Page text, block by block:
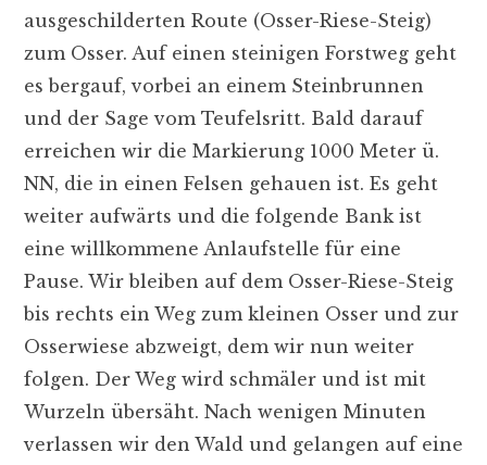
ausgeschilderten Route (Osser-Riese-Steig)
zum Osser. Auf einen steinigen Forstweg geht
es bergauf, vorbei an einem Steinbrunnen
und der Sage vom Teufelsritt. Bald darauf
erreichen wir die Markierung 1000 Meter ü.
NN, die in einen Felsen gehauen ist. Es geht
weiter aufwärts und die folgende Bank ist
eine willkommene Anlaufstelle für eine
Pause. Wir bleiben auf dem Osser-Riese-Steig
bis rechts ein Weg zum kleinen Osser und zur
Osserwiese abzweigt, dem wir nun weiter
folgen. Der Weg wird schmäler und ist mit
Wurzeln übersäht. Nach wenigen Minuten
verlassen wir den Wald und gelangen auf eine